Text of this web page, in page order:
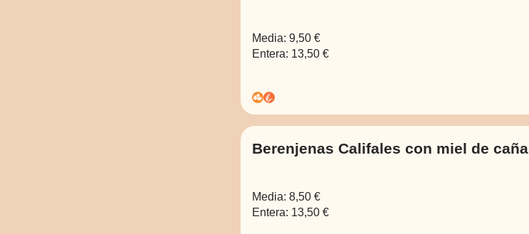
Media: 9,50 €
Entera: 13,50 €
Berenjenas Califales con miel de caña
Media: 8,50 €
Entera: 13,50 €